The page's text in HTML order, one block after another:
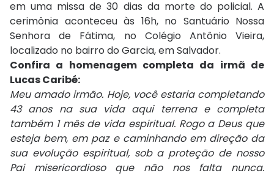
em uma missa de 30 dias da morte do policial. A
cerimônia aconteceu às 16h, no Santuário Nossa
Senhora de Fátima, no Colégio Antônio Vieira,
localizado no bairro do Garcia, em Salvador.
Confira a homenagem completa da irmã de
Lucas Caribé:
Meu amado irmão. Hoje, você estaria completando
43 anos na sua vida aqui terrena e completa
também 1 mês de vida espiritual. Rogo a Deus que
esteja bem, em paz e caminhando em direção da
sua evolução espiritual, sob a proteção de nosso
Pai misericordioso que não nos falta nunca.